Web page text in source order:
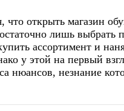
что открыть магазин
лишь выбрать
ассортимент и
у этой на первый
нюансов, незнание